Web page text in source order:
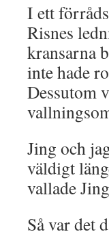
I ett
Risnes
kransarna
inte hade
Dessutom
Jing och
väldigt
vallade
Så var det